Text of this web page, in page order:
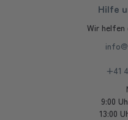
Hilfe
Wir helfen
+41
9:00
13:00